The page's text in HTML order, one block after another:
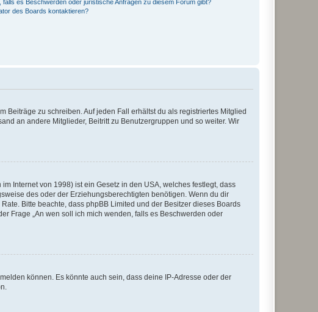
falls es Beschwerden oder juristische Anfragen zu diesem Forum gibt?
des Boards kontaktieren?
Beiträge zu schreiben. Auf jeden Fall erhältst du als registriertes Mitglied
an andere Mitglieder, Beitritt zu Benutzergruppen und so weiter. Wir
Internet von 1998) ist ein Gesetz in den USA, welches festlegt, dass
des oder der Erziehungsberechtigten benötigen. Wenn du dir
Bitte beachte, dass phpBB Limited und der Besitzer dieses Boards
Frage „An wen soll ich mich wenden, falls es Beschwerden oder
können. Es könnte auch sein, dass deine IP-Adresse oder der